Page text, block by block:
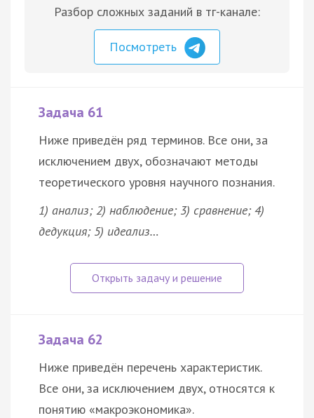
Разбор сложных заданий в тг-канале:
Посмотреть
Задача 61
Ниже приведён ряд терминов. Все они, за
исключением двух, обозначают методы
теоретического уровня научного познания.
1) анализ; 2) наблюдение; 3) сравнение; 4)
дедукция; 5) идеализ…
Задача 62
Ниже приведён перечень характеристик.
Все они, за исключением двух, относятся к
понятию «макроэкономика».